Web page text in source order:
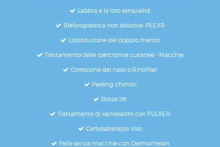
Labbra e la loro sensualità
Blefaroplastica non ablativa- PLEXR
Liporiduzione del doppio mento
Trattamento delle ipercromie cutanee - Macchie
Correzione del naso o Rinofiller
Peeling chimici
Botox lift
Trattamento di xantelasmi con PLEXER
Carbossiterapia Viso
Pelle senza macchie con Dermamelan